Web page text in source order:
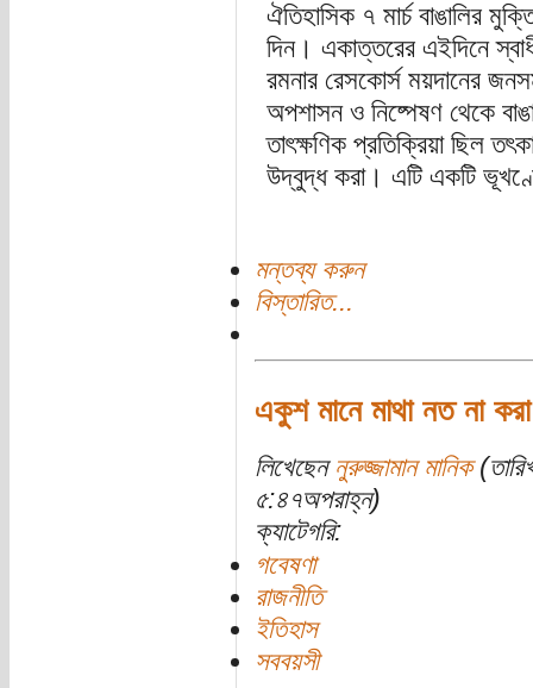
ঐতিহাসিক ৭ মার্চ বাঙালির
দিন। একাত্তরের এইদিনে
রমনার রেসকোর্স ময়দানের
অপশাসন ও নিষ্পেষণ থেকে
তাৎক্ষণিক প্রতিক্রিয়া ছিল
উদ্বুদ্ধ করা। এটি একটি
মন্তব্য করুন
বিস্তারিত...
একুশ মানে মাথা নত না করা
লিখেছেন নুরুজ্জামান মানিক
৫:৪৭অপরাহ্ন)
ক্যাটেগরি:
গবেষণা
রাজনীতি
ইতিহাস
সববয়সী